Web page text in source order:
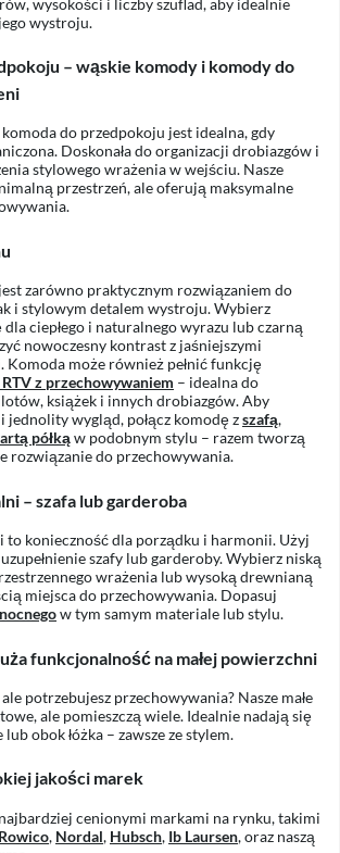
wystroju.
– wąskie komody i komody do
do przedpokoju jest idealna, gdy
Doskonała do organizacji drobiazgów i
stylowego wrażenia w wejściu. Nasze
przestrzeń, ale oferują maksymalne
zarówno praktycznym rozwiązaniem do
i stylowym detalem wystroju. Wybierz
ciepłego i naturalnego wyrazu lub czarną
nowoczesny kontrast z jaśniejszymi
Komoda może również pełnić funkcję
z przechowywaniem – idealna do
książek i innych drobiazgów. Aby
jednolity wygląd, połącz komodę zszafą,
półkąw podobnym stylu – razem tworzą
rozwiązanie do przechowywania.
– szafa lub garderoba
to konieczność dla porządku i harmonii. Użyj
szafy lub garderoby. Wybierz niską
wrażenia lub wysoką drewnianą
miejsca do przechowywania. Dopasuj
w tym samym materiale lub stylu.
funkcjonalność na małej powierzchni
potrzebujesz przechowywania? Nasze małe
ale pomieszczą wiele. Idealnie nadają się
obok łóżka – zawsze ze stylem.
jakości marek
cenionymi markami na rynku, takimi
Rowico, Nordal, Hubsch, Ib Laursen, oraz naszą